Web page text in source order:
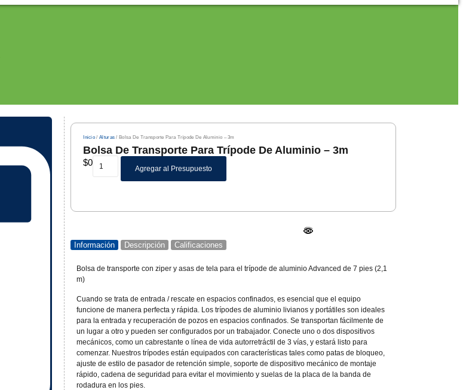
Inicio /Alturas / Bolsa De Transporte Para Trípode De Aluminio – 3m
Bolsa De Transporte Para Trípode De Aluminio – 3m
$0
Agregar al Presupuesto
Información Descripción Calificaciones
Bolsa de transporte con ziper y asas de tela para el trípode de aluminio Advanced de 7 pies (2,1
m)
Cuando se trata de entrada / rescate en espacios confinados, es esencial que el equipo
funcione de manera perfecta y rápida. Los trípodes de aluminio livianos y portátiles son ideales
para la entrada y recuperación de pozos en espacios confinados. Se transportan fácilmente de
un lugar a otro y pueden ser configurados por un trabajador. Conecte uno o dos dispositivos
mecánicos, como un cabrestante o línea de vida autorretráctil de 3 vías, y estará listo para
comenzar. Nuestros trípodes están equipados con características tales como patas de bloqueo,
ajuste de estilo de pasador de retención simple, soporte de dispositivo mecánico de montaje
rápido, cadena de seguridad para evitar el movimiento y suelas de la placa de la banda de
rodadura en los pies.